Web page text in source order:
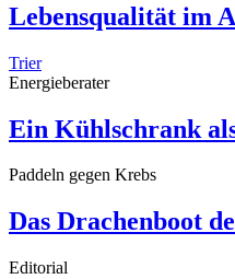
Lebensqualität im
Trier
Energieberater
Ein Kühlschrank
Paddeln gegen Krebs
Das Drachenboot
Editorial